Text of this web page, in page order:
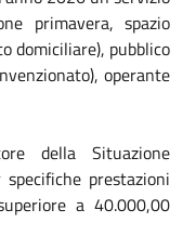
primavera, spazio
domiciliare), pubblico
operante
della Situazione
specifiche prestazioni
a 40.000,00